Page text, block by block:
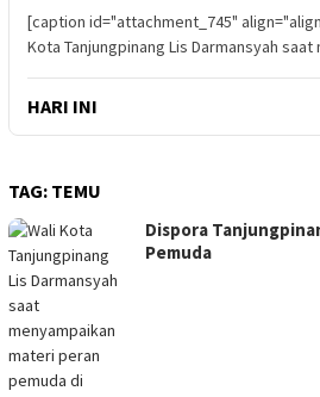
[caption id="attachment_745"
Kota Tanjungpinang Lis Darmansyah
HARI INI
TAG: TEMU
Dispora
Pemuda